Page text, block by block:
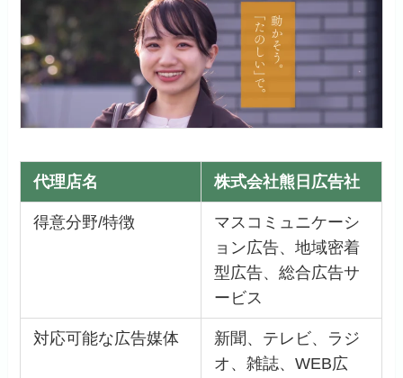
代理店名 株式会社熊日広告社
得意分野/特徴
マスコミュニケーシ
ョン広告、地域密着
型広告、総合広告サ
ービス
対応可能な広告媒体
新聞、テレビ、ラジ
オ、雑誌、WEB広